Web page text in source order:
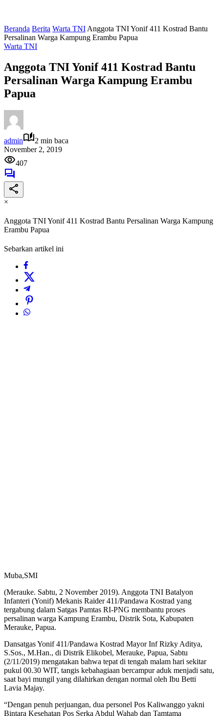
Beranda Berita Warta TNI Anggota TNI Yonif 411 Kostrad Bantu
Persalinan Warga Kampung Erambu Papua
Warta TNI
Anggota TNI Yonif 411 Kostrad Bantu
Persalinan Warga Kampung Erambu
Papua
admin
2 min baca
November 2, 2019
407
×
Anggota TNI Yonif 411 Kostrad Bantu Persalinan Warga Kampung
Erambu Papua
Sebarkan artikel ini
Muba,SMI
(Merauke. Sabtu, 2 November 2019). Anggota TNI Batalyon
Infanteri (Yonif) Mekanis Raider 411/Pandawa Kostrad yang
tergabung dalam Satgas Pamtas RI-PNG membantu proses
persalinan warga Kampung Erambu, Distrik Sota, Kabupaten
Merauke, Papua.
Dansatgas Yonif 411/Pandawa Kostrad Mayor Inf Rizky Aditya,
S.Sos., M.Han., di Distrik Elikobel, Merauke, Papua, Sabtu
(2/11/2019) mengatakan bahwa tepat di tengah malam hari sekitar
pukul 00.30 WIT, tangis kebahagiaan bercampur aduk menjadi satu,
saat bayi mungil yang dilahirkan dengan normal oleh Ibu Betti
Lavia Majay.
“Dengan penuh perjuangan, dua personel Pos Kaliwanggo yakni
Bintara Kesehatan Pos Serka Abdul Wahab dan Tamtama